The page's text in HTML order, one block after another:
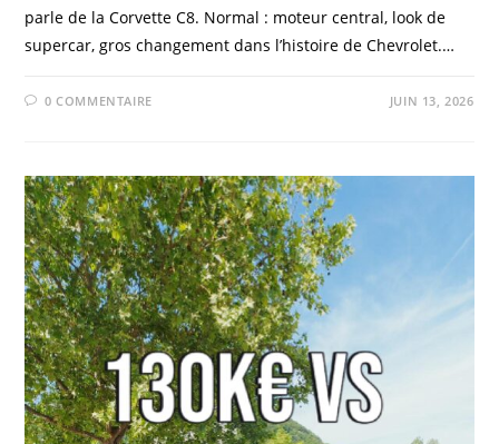
parle de la Corvette C8. Normal : moteur central, look de
supercar, gros changement dans l’histoire de Chevrolet.…
0 COMMENTAIRE JUIN 13, 2026